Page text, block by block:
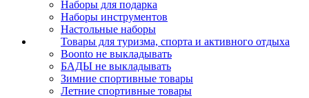
Наборы для подарка
Наборы инструментов
Настольные наборы
Товары для туризма, спорта и активного отдыха
Boonto не выкладывать
БАДЫ не выкладывать
Зимние спортивные товары
Летние спортивные товары